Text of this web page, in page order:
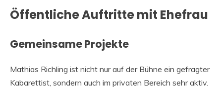
Öffentliche Auftritte mit Ehefrau
Gemeinsame Projekte
Mathias Richling ist nicht nur auf der Bühne ein gefragter
Kabarettist, sondern auch im privaten Bereich sehr aktiv.